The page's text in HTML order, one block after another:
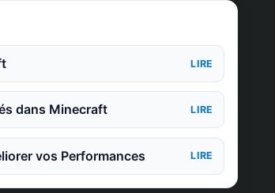
LIRE
dans Minecraft LIRE
vos Performances LIRE